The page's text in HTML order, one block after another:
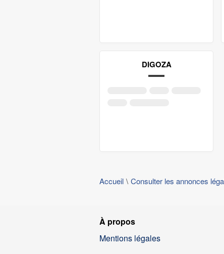
DIGOZA
Accueil Consulter les annonces
À propos
Mentions légales